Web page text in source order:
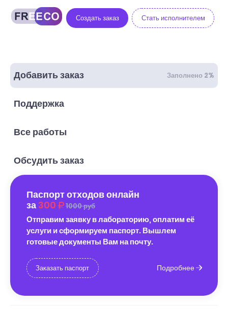
Создать заказ Стать исполнителем
Добавить заказ Заполнено 2%
Поддержка
Все работы
Обсудить заказ
Паспорт отходов онлайн
за 300 1000 руб
Отправим заявку в лабораторию, оплатим её
услуги и сформируем паспорт. Вышлем
готовые документы Вам на почту.
Заказать паспорт Подробнее